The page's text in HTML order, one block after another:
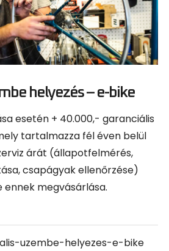
helyezés – e-bike
esetén + 40.000,- garanciális
tartalmazza fél éven belül
árát (állapotfelmérés,
csapágyak ellenőrzése)
megvásárlása.
uzembe-helyezes-e-bike